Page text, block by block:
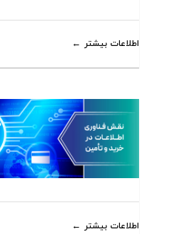
اطلاعات بیشتر
اطلاعات بیشتر